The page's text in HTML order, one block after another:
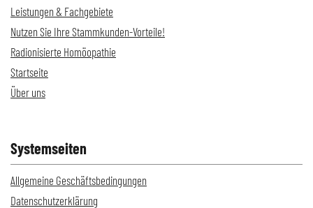
Leistungen & Fachgebiete
Nutzen Sie Ihre Stammkunden-Vorteile!
Radionisierte Homöopathie
Startseite
Über uns
Systemseiten
Allgemeine Geschäftsbedingungen
Datenschutzerklärung